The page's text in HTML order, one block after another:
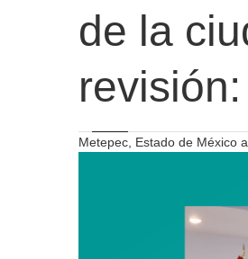
de la
Metepec, Estado de México